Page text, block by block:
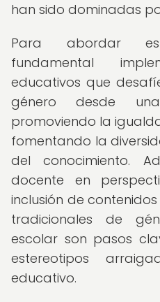
han sido dominadas
Para abordar
fundamental
educativos que
género desde
promoviendo la
fomentando la
del conocimiento.
docente en
inclusión de
tradicionales de
escolar son pasos
estereotipos
educativo.